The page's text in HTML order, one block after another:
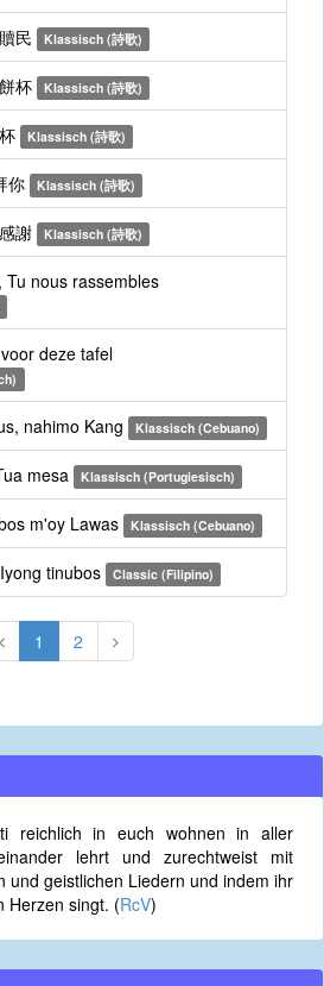
民 Klassisch (詩歌)
杯 Klassisch (詩歌)
Klassisch (詩歌)
你 Klassisch (詩歌)
謝 Klassisch (詩歌)
nous rassembles
deze tafel
nahimo Kang Klassisch (Cebuano)
mesa Klassisch (Portugiesisch)
m'oy Lawas Klassisch (Cebuano)
tinubos Classic (Filipino)
1 2
reichlich in euch wohnen in aller
lehrt und zurechtweist mit
und geistlichen Liedern und indem ihr
Herzen singt. (RcV)